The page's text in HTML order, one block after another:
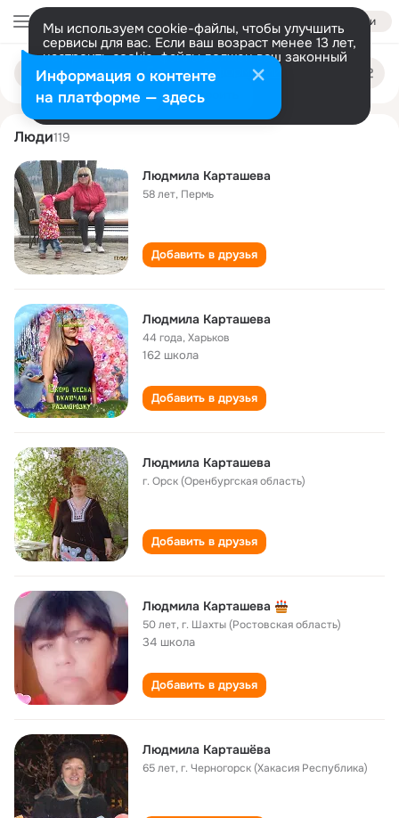
Войти
Мы используем cookie-файлы, чтобы улучшить
сервисы для вас. Если ваш возраст менее 13 лет,
настроить cookie-файлы должен ваш законный
представитель. Больше информации
Разрешить все Настроить
Поиск
людям
lyudmila kartasheva
Люди119
Людмила Карташева
58 лет, Пермь
Добавить в друзья
Людмила Карташева
44 года,Харьков
162 школа
Добавить в друзья
Людмила Карташева
г. Орск (Оренбургская область)
Добавить в друзья
Людмила Карташева
50 лет,г. Шахты (Ростовская область)
34 школа
Добавить в друзья
Людмила Карташёва
65 лет,г. Черногорск (Хакасия Республика)
Информация о контенте
на платформе — здесь